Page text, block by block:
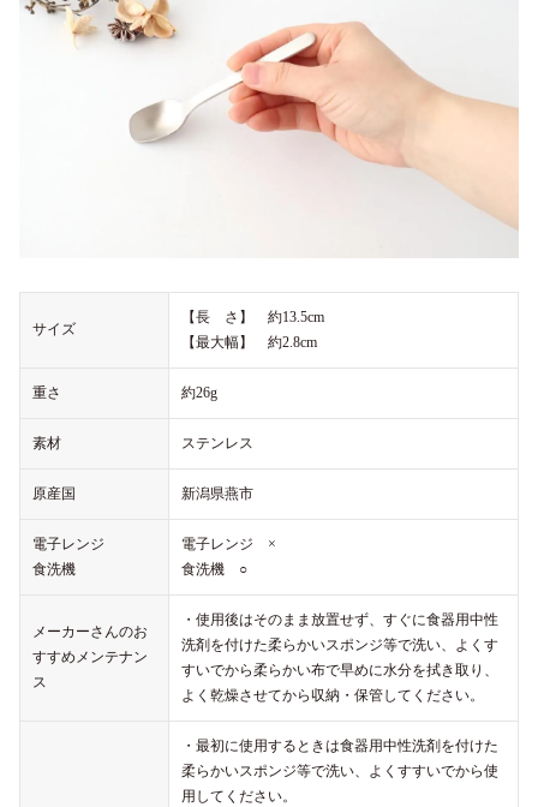
サイズ
【長 さ】 約13.5cm
【最大幅】 約2.8cm
重さ 約26g
素材 ステンレス
原産国 新潟県燕市
電子レンジ
食洗機
電子レンジ ×
食洗機 ○
メーカーさんのお
すすめメンテナン
ス
・使用後はそのまま放置せず、すぐに食器用中性
洗剤を付けた柔らかいスポンジ等で洗い、よくす
すいでから柔らかい布で早めに水分を拭き取り、
よく乾燥させてから収納・保管してください。
・最初に使用するときは食器用中性洗剤を付けた
柔らかいスポンジ等で洗い、よくすすいでから使
用してください。